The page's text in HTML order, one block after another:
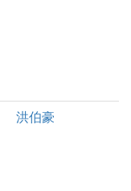
洪伯豪